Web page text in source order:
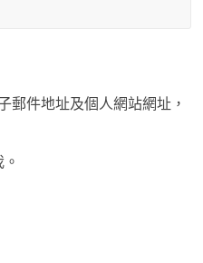
郵件地址及個人網站網址，